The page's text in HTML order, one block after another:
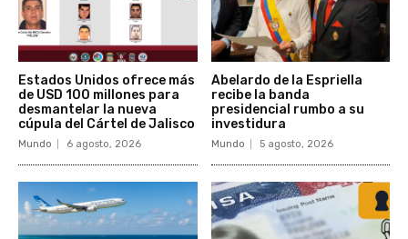
Estados Unidos ofrece más
de USD 100 millones para
desmantelar la nueva
cúpula del Cártel de Jalisco
Mundo 6 agosto, 2026
Abelardo de la Espriella
recibe la banda
presidencial rumbo a su
investidura
Mundo 5 agosto, 2026